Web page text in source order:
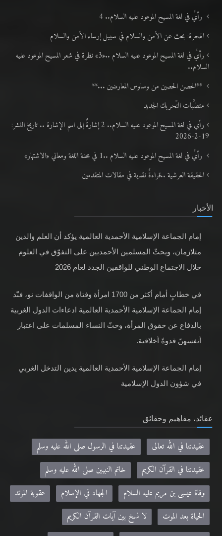
رأيٌ في لغة المسيح الموعود عليه السلام.. 4
الهجرة: بحث عن الأمن والسلام في سبيل إرساء الأمن والسلام
رأيٌ في لغة المسيح الموعود عليه السلام ..«3» نظرة في شعر المسيح الموعود عليه
السلام..
**الحصن الحصين من وساوس المعارضين ...**
متطلَّبات التّحريك الجديد
رأي في لغة المسيح الموعود عليه السلام.. 2 إشارةٌ إلى اسم الإشارة .. تاريخ النشر:
19-2-2026
رأيٌ في لغة المسيح الموعود عليه السلام ..1 في محنة اللغة ومعاني «الاشتهار»
الحقيقة العرشية ..قراءةٌ نقدية في مقالات المتقدمين
الأخبار
إمام الجماعة الإسلامية الأحمدية العالمية يؤكد أن العلم والدين
متلازمان، ويحثّ المسلمين الأحمديين على التفوّق في العلوم
خلال الاجتماع الوطني للواقفين الجدد لعام 2026
في خطابٍ أمام أكثر من 1700 امرأة وفتاة من الواقفات نو، فنّد
إمام الجماعة الإسلامية الأحمدية العالمية ادعاءات الدول الغربية
بالدفاع عن حقوق المرأة، وحثّ النساء المسلمات على اعتبار
أنفسهنّ قدوةً أخلاقية.
إمام الجماعة الإسلامية الأحمدية العالمية يدين التدخل الغربي
في شؤون الدول الإسلامية
عقائد، مفاهيم وحقائق
عقيدتنا في الله تعالى
عقيدتنا في الرسول صلى الله عليه وسلم
عقيدتنا في القرآن الكريم
خاتم النبيين صلى الله عليه وسلم
وفاة عيسى بن مريم عليه السلام
الجهاد في الإسلام
عقوبة المرتد
الحياة بعد الموت
لا نسخ بين آيات القرآن الكريم